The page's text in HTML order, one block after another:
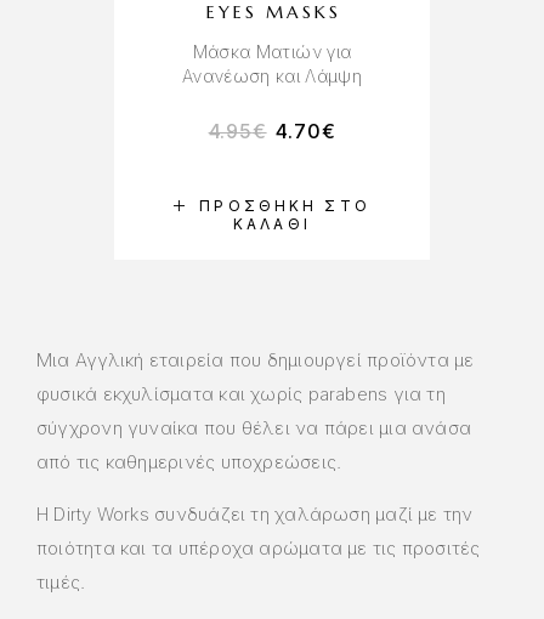
ΠΡΟΣΘΉΚΗ ΣΤΟ
ΚΑΛΆΘΙ
EYES MASKS
Μάσκα Ματιών για
Ανανέωση και Λάμψη
4.95€ 4.70€
Μια Αγγλική εταιρεία που δημιουργεί προϊόντα με
φυσικά εκχυλίσματα και χωρίς parabens για τη
σύγχρονη γυναίκα που θέλει να πάρει μια ανάσα
από τις καθημερινές υποχρεώσεις.
Η Dirty Works συνδυάζει τη χαλάρωση μαζί με την
ποιότητα και τα υπέροχα αρώματα με τις προσιτές
τιμές.